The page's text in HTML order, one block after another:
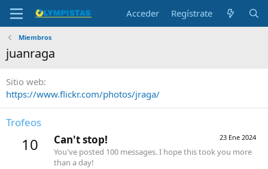
Acceder Regístrate
Miembros
juanraga
Sitio web
https://www.flickr.com/photos/jraga/
Trofeos
10 23 Ene 2024
Can't stop!
You've posted 100 messages. I hope this took you more
than a day!